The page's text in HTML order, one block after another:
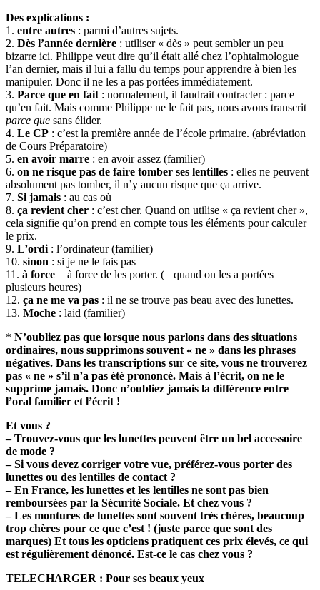
Des explications :
1. entre autres : parmi d’autres sujets.
2. Dès l’année dernière : utiliser « dès » peut sembler un peu
bizarre ici. Philippe veut dire qu’il était allé chez l’ophtalmologue
l’an dernier, mais il lui a fallu du temps pour apprendre à bien les
manipuler. Donc il ne les a pas portées immédiatement.
3. Parce que en fait : normalement, il faudrait contracter : parce
qu’en fait. Mais comme Philippe ne le fait pas, nous avons transcrit
parce que sans élider.
4. Le CP : c’est la première année de l’école primaire. (abréviation
de Cours Préparatoire)
5. en avoir marre : en avoir assez (familier)
6. on ne risque pas de faire tomber ses lentilles : elles ne peuvent
absolument pas tomber, il n’y aucun risque que ça arrive.
7. Si jamais : au cas où
8. ça revient cher : c’est cher. Quand on utilise « ça revient cher »,
cela signifie qu’on prend en compte tous les éléments pour calculer
le prix.
9. L’ordi : l’ordinateur (familier)
10. sinon : si je ne le fais pas
11. à force = à force de les porter. (= quand on les a portées
plusieurs heures)
12. ça ne me va pas : il ne se trouve pas beau avec des lunettes.
13. Moche : laid (familier)
* N’oubliez pas que lorsque nous parlons dans des situations
ordinaires, nous supprimons souvent « ne » dans les phrases
négatives. Dans les transcriptions sur ce site, vous ne trouverez
pas « ne » s’il n’a pas été prononcé. Mais à l’écrit, on ne le
supprime jamais. Donc n’oubliez jamais la différence entre
l’oral familier et l’écrit !
Et vous ?
– Trouvez-vous que les lunettes peuvent être un bel accessoire
de mode ?
– Si vous devez corriger votre vue, préférez-vous porter des
lunettes ou des lentilles de contact ?
– En France, les lunettes et les lentilles ne sont pas bien
remboursées par la Sécurité Sociale. Et chez vous ?
– Les montures de lunettes sont souvent très chères, beaucoup
trop chères pour ce que c’est ! (juste parce que sont des
marques) Et tous les opticiens pratiquent ces prix élevés, ce qui
est régulièrement dénoncé. Est-ce le cas chez vous ?
TELECHARGER : Pour ses beaux yeux